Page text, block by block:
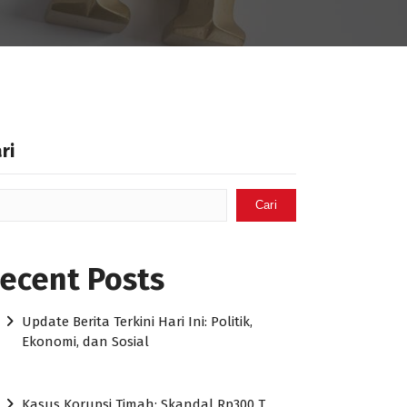
Cari
Posts
Update Berita Terkini Hari Ini: Politik,
Ekonomi, dan Sosial